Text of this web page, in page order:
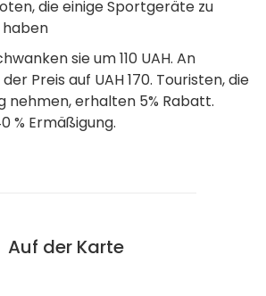
die einige Sportgeräte zu
haben
sie um 110 UAH. An
Preis auf UAH 170. Touristen, die
nehmen, erhalten 5% Rabatt.
% Ermäßigung.
Auf der Karte